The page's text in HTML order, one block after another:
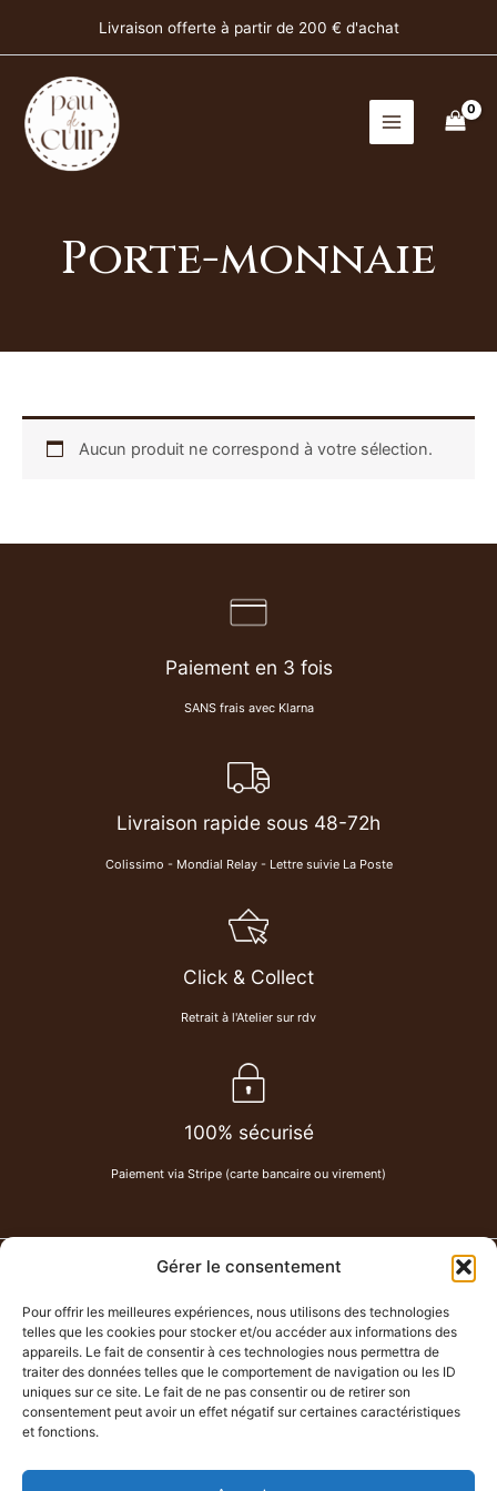
Gérer le consentement
Pour offrir les meilleures expériences, nous utilisons des technologies
telles que les cookies pour stocker et/ou accéder aux informations des
appareils. Le fait de consentir à ces technologies nous permettra de
traiter des données telles que le comportement de navigation ou les ID
uniques sur ce site. Le fait de ne pas consentir ou de retirer son
consentement peut avoir un effet négatif sur certaines caractéristiques
et fonctions.
Livraison offerte à partir de 200 € d'achat
Porte-monnaie
Aucun produit ne correspond à votre sélection.
Paiement en 3 fois
SANS frais avec Klarna
Livraison rapide sous 48-72h
Colissimo - Mondial Relay - Lettre suivie La Poste
Click & Collect
Retrait à l'Atelier sur rdv
100% sécurisé
Paiement via Stripe (carte bancaire ou virement)
Chemin Lahitte à Serres-Castet
07 80 62 58 86
paudecuir@hotmail.com
Atelier ouvert sur rendez-vous uniquement.